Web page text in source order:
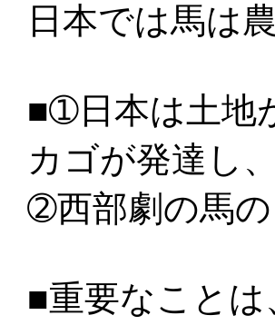
日本では馬は
■➀日本は土地
カゴが発達し
➁西部劇の馬
■重要なこと